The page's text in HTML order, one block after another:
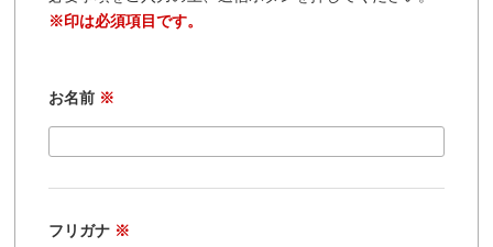
※印は必須項目です。
お名前 ※
フリガナ ※